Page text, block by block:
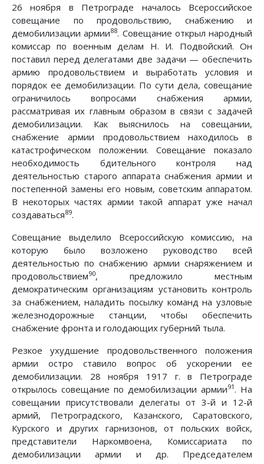
26 ноября в Петрограде началось Всероссийское
совещание по продовольствию, снабжению и
демобилизации армии88. Совещание открыл народный
комиссар по военным делам Н. И. Подвойский. Он
поставил перед делегатами две задачи — обеспечить
армию продовольствием и выработать условия и
порядок ее демобилизации. По сути дела, совещание
ограничилось вопросами снабжения армии,
рассматривая их главным образом в связи с задачей
демобилизации. Как выяснилось на совещании,
снабжение армии продовольствием находилось в
катастрофическом положении. Совещание показало
необходимость бдительного контроля над
деятельностью старого аппарата снабжения армии и
постепенной замены его новым, советским аппаратом.
В некоторых частях армии такой аппарат уже начал
создаваться89.
Совещание выделило Всероссийскую комиссию, на
которую было возложено руководство всей
деятельностью по снабжению армии снаряжением и
продовольствием90, предложило местным
демократическим организациям установить контроль
за снабжением, наладить посылку команд на узловые
железнодорожные станции, чтобы обеспечить
снабжение фронта и голодающих губерний тыла.
Резкое ухудшение продовольственного положения
армии остро ставило вопрос об ускорении ее
демобилизации. 28 ноября 1917 г. в Петрограде
открылось совещание по демобилизации армии91 . На
совещании присутствовали делегаты от 3-й и 12-й
армий, Петроградского, Казанского, Саратовского,
Курского и других гарнизонов, от польских войск,
представители Наркомвоена, Комиссариата по
демобилизации армии и др. Председателем